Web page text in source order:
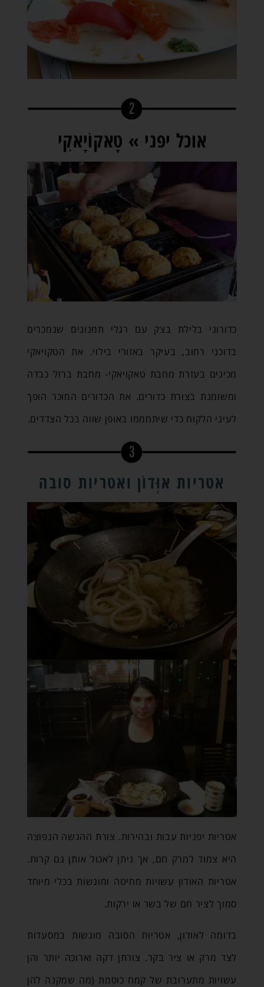
אוכל יפני » טָאקוֹיָאקִי
כדורוני בלילת בצק עם רגלי תמנונים שנמכרים
בדוכני רחוב, בעיקר באזורי בילוי. את הטקויאקי
מכינים בעזרת מחבת טאקויאקי- מחבת ברזל כבדה
ומשומנת בצורת כדורים. את הכדורים המוכר הופך
לעיני הלקוח כדי שיתחממו באופן שווה בכל הצדדים.
אטריות אוְּדוֹן ואטריות סובה
אטריות יפניות עבות ובהירות. צורת ההגשה הנפוצה
היא צמוד למרק חם, אך ניתן לאכול אותן גם קרות.
אטריות האודון עשויות מחיטה ומוגשות בכלי מיוחד
סמוך לציר חם של בשר או ירקות.
בדומה לאודון, אטריות הסובה מוגשות במסעדות
לצד מרק או ציר בקר. צורתן דקה וארוכה יותר והן
עשויות מתערובת של קמח כוסמת (מה שמקנה להן